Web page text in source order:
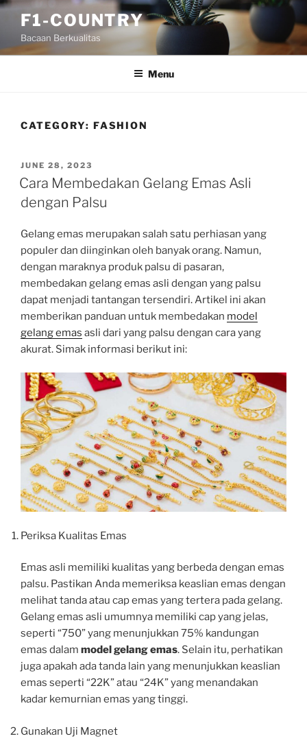
Skip
content
F1-COUNTRY
Bacaan Berkualitas
Menu
CATEGORY: FASHION
POSTED
ON
JUNE 28, 2023
Cara Membedakan Gelang Emas Asli
dengan Palsu
Gelang emas merupakan salah satu perhiasan yang
populer dan diinginkan oleh banyak orang. Namun,
dengan maraknya produk palsu di pasaran,
membedakan gelang emas asli dengan yang palsu
dapat menjadi tantangan tersendiri. Artikel ini akan
memberikan panduan untuk membedakan model
gelang emas asli dari yang palsu dengan cara yang
akurat. Simak informasi berikut ini:
Periksa Kualitas Emas
Emas asli memiliki kualitas yang berbeda dengan emas
palsu. Pastikan Anda memeriksa keaslian emas dengan
melihat tanda atau cap emas yang tertera pada gelang.
Gelang emas asli umumnya memiliki cap yang jelas,
seperti “750” yang menunjukkan 75% kandungan
emas dalam model gelang emas. Selain itu, perhatikan
juga apakah ada tanda lain yang menunjukkan keaslian
emas seperti “22K” atau “24K” yang menandakan
kadar kemurnian emas yang tinggi.
Gunakan Uji Magnet